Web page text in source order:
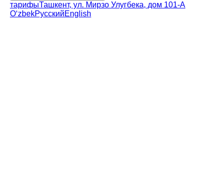
тарифыТашкент, ул. Мирзо Улугбека, дом 101-А
OʻzbekРусскийEnglish